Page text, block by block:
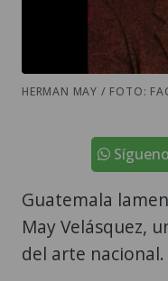
HERMAN MAY / FOTO:
Guatemala
May Velásquez,
del arte nacional.